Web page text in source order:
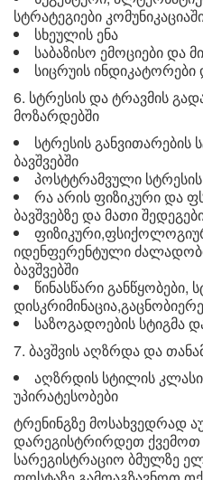
სტრატეგიები
სხეულის ენა
საბაზისო ემოციები და
სიცრუის ინდიკატორები
6. სტრესის და ტრავმის
მოზარდებში
სტრესის განვითარების
ბავშვებში
პოსტტრამვული სტრესის
რა არის ფიზიკური და
ბავშვებზე და მათი
იდენფერენტული
ბავშვებში
წინასწარი განწყობები,
საზოგადოების სტიგმა
7. ბავშვის აღზრდა და
აღზრდის სტილის
უპირატესობები
ტრენინგზე მოსახვედრად
დარეგისტრირდეთ
სარეგისტრაციო ბმულზე